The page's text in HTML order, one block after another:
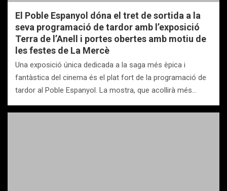
El Poble Espanyol dóna el tret de sortida a la
seva programació de tardor amb l’exposició
Terra de l’Anell i portes obertes amb motiu de
les festes de La Mercè
Una exposició única dedicada a la saga més èpica i
fantàstica del cinema és el plat fort de la programació de
tardor al Poble Espanyol. La mostra, que acollirà més…